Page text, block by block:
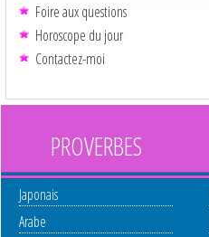
Foire aux questions
Horoscope du jour
Contactez-moi
PROVERBES
Japonais
Arabe